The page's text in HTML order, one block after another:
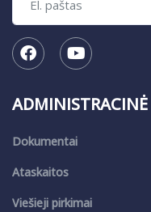
Dokumentai
Ataskaitos
Viešieji pirkimai